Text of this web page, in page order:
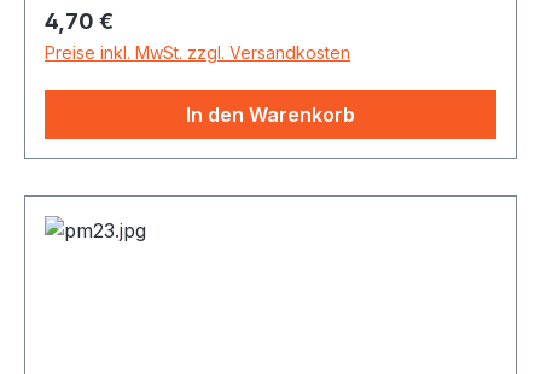
Regulärer Preis:
4,70 €
Preise inkl. MwSt. zzgl. Versandkosten
In den Warenkorb